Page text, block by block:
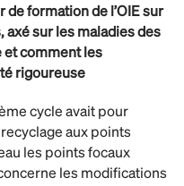
de formation de l’OIE sur
axé sur les maladies des
et comment les
rigoureuse
cycle avait pour
aux points
les points focaux
les modifications